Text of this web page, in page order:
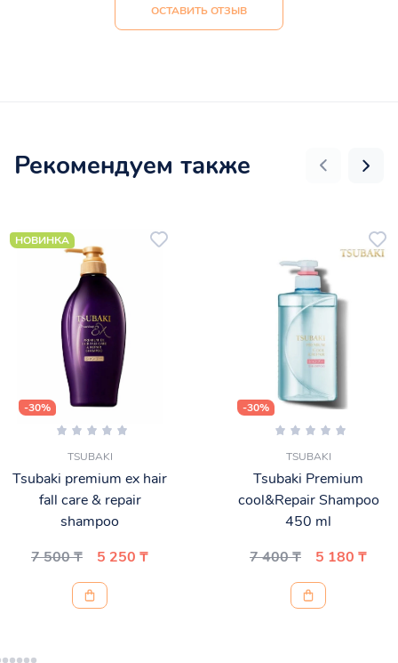
ОСТАВИТЬ ОТЗЫВ
Рекомендуем также
НОВИНКА
-30%
TSUBAKI
Tsubaki premium ex hair
fall care & repair
shampoo
7 500 ₸
5 250 ₸
-30%
TSUBAKI
Tsubaki Premium
cool&Repair Shampoo
450 ml
7 400 ₸
5 180 ₸